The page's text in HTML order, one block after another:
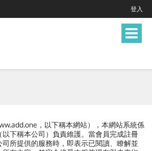
登入
Toggle
，以下稱本網站），本網站系統係
下稱本公司）負責維護。當會員完成註冊
所提供的服務時，即表示已閱讀、瞭解並